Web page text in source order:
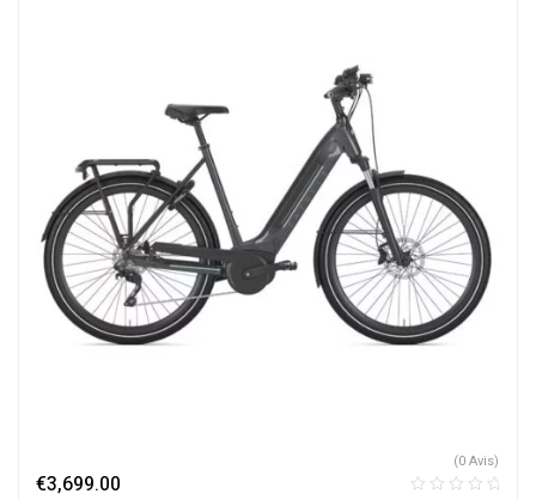
€3,699.00
(0 Avis)